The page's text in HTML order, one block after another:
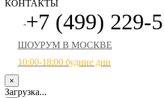
КОНТАКТЫ
+7 (499) 229-
ШОУРУМ В МОСКВЕ
10:00-18:00 будние дни
×
Загрузка...